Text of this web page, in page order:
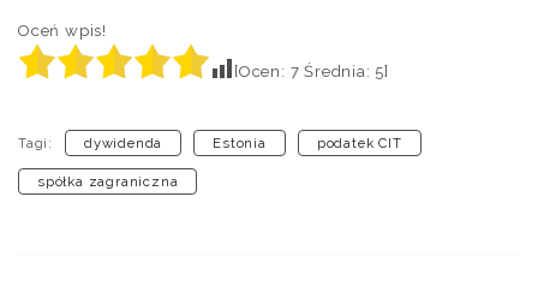
Oceń wpis!
[Ocen: 7 Średnia: 5]
Tagi: dywidenda Estonia podatek CIT
spółka zagraniczna